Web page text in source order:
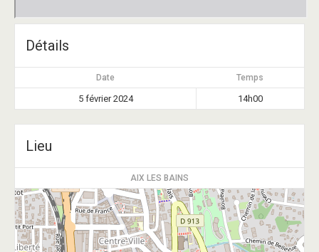
Détails
Date Temps
5 février 2024 14h00
Lieu
AIX LES BAINS